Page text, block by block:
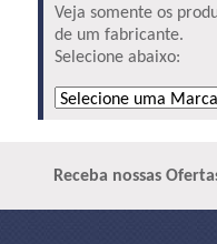
Veja somente os
de um fabricante.
Selecione abaixo:
Receba nossas